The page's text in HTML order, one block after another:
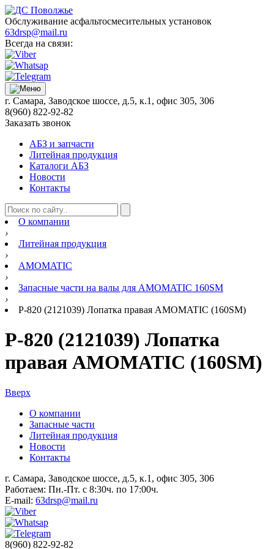
Обслуживание асфальтосмесительных установок
63drsp@mail.ru
Всегда на связи:
г. Самара, Заводское шоссе, д.5, к.1, офис 305, 306
8(960) 822-92-82
Заказать звонок
АБЗ и запчасти
Литейная продукция
Каталоги АБЗ
Новости
Контакты
О компании
›
Литейная продукция
›
AMOMATIC
›
Запасные части на валы для AMOMATIC 160SM
›
Р-820 (2121039) Лопатка правая AMOMATIC (160SM)
Р-820 (2121039) Лопатка
правая AMOMATIC (160SM)
Вверх
О компании
Запасные части
Литейная продукция
Новости
Контакты
г. Самара, Заводское шоссе, д.5, к.1, офис 305, 306
Работаем: Пн.-Пт. с 8:30ч. по 17:00ч.
E-mail: 63drsp@mail.ru
8(960) 822-92-82